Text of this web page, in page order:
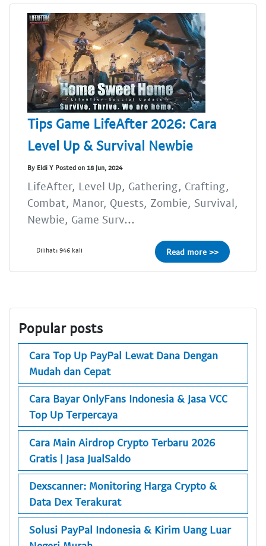
Tips Game LifeAfter 2026: Cara
Level Up & Survival Newbie
By Eldi Y Posted on 18 Jun, 2024
LifeAfter, Level Up, Gathering, Crafting,
Combat, Manor, Quests, Zombie, Survival,
Newbie, Game Surv...
Dilihat: 946 kali Read more >>
Popular posts
Cara Top Up PayPal Lewat Dana Dengan
Mudah dan Cepat
Cara Bayar OnlyFans Indonesia & Jasa VCC
Top Up Terpercaya
Cara Main Airdrop Crypto Terbaru 2026
Gratis | Jasa JualSaldo
Dexscanner: Monitoring Harga Crypto &
Data Dex Terakurat
Solusi PayPal Indonesia & Kirim Uang Luar